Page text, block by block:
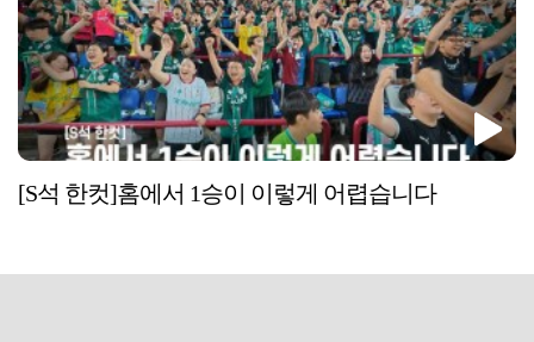
[S석 한컷]홈에서 1승이 이렇게 어렵습니다